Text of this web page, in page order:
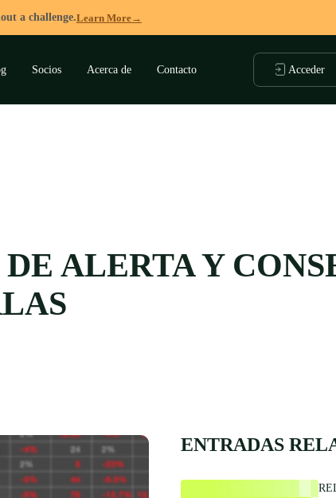
a challenge.Learn More→
Socios Acerca de Contacto Acceder
ALERTA Y
ENTRADAS